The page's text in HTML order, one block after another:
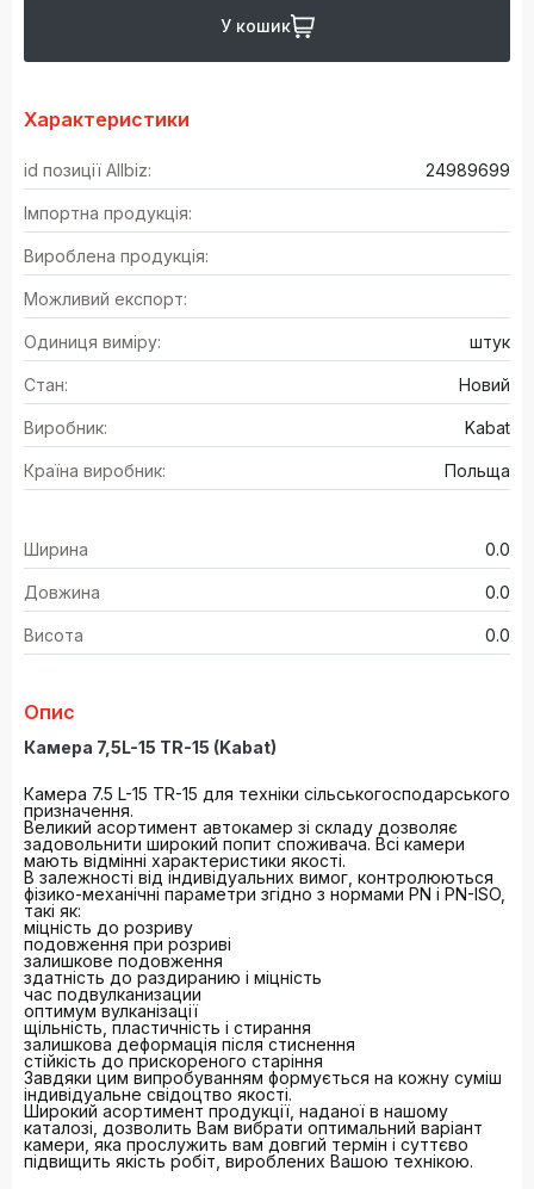
У кошик
Характеристики
id позиції Allbiz: 24989699
Імпортна продукція:
Вироблена продукція:
Можливий експорт:
Одиниця виміру: штук
Стан: Новий
Виробник: Kabat
Країна виробник: Польща
Ширина 0.0
Довжина 0.0
Висота 0.0
Опис
Камера 7,5L-15 TR-15 (Kabat)
Камера 7.5 L-15 TR-15 для техніки сільськогосподарського
призначення.
Великий асортимент автокамер зі складу дозволяє
задовольнити широкий попит споживача. Всі камери
мають відмінні характеристики якості.
В залежності від індивідуальних вимог, контролюються
фізико-механічні параметри згідно з нормами PN і PN-ISO,
такі як:
міцність до розриву
подовження при розриві
залишкове подовження
здатність до раздиранию і міцність
час подвулканизации
оптимум вулканізації
щільність, пластичність і стирання
залишкова деформація після стиснення
стійкість до прискореного старіння
Завдяки цим випробуванням формується на кожну суміш
індивідуальне свідоцтво якості.
Широкий асортимент продукції, наданої в нашому
каталозі, дозволить Вам вибрати оптимальний варіант
камери, яка прослужить вам довгий термін і суттєво
підвищить якість робіт, вироблених Вашою технікою.